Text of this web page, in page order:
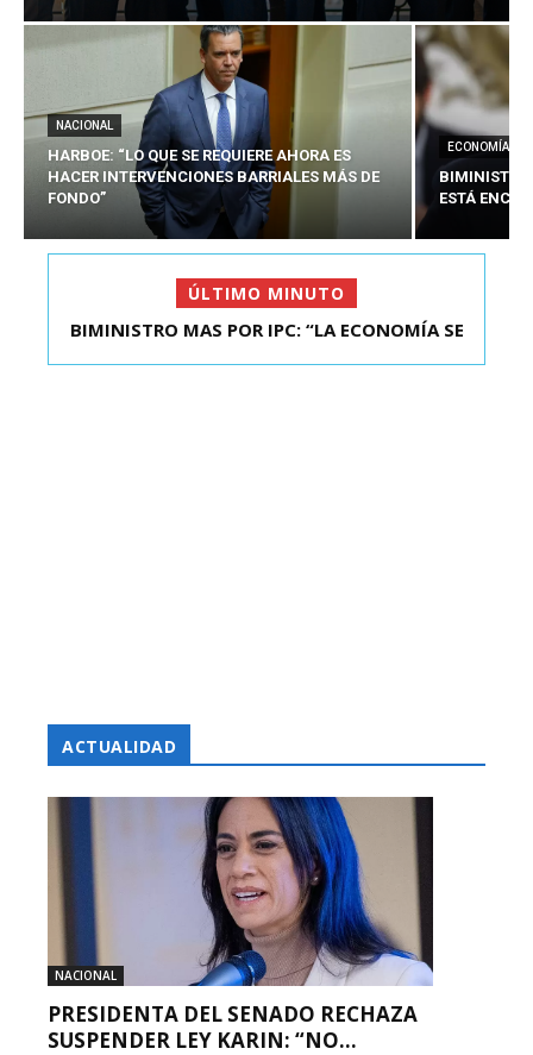
NACIONAL
HARBOE: “LO QUE SE REQUIERE AHORA ES
HACER INTERVENCIONES BARRIALES MÁS DE
FONDO”
ECONOMÍA
BIMINISTRO
ESTÁ
ÚLTIMO MINUTO
KAST SE REUNIÓ CON EL PRESIDENTE ELECTO DE
BIMINISTRO MAS POR IPC: “LA ECONOMÍA SE
ACTUALIDAD
NACIONAL
PRESIDENTA DEL SENADO RECHAZA
SUSPENDER LEY KARIN: “NO...